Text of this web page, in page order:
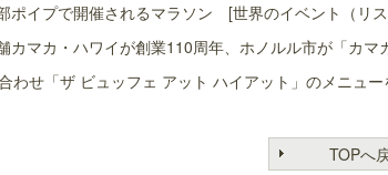
ポイプで開催されるマラソン [世界のイベント（リ
カマカ・ハワイが創業110周年、ホノルル市が「カ
わせ「ザ ビュッフェ アット ハイアット」のメニュ
TOPへ